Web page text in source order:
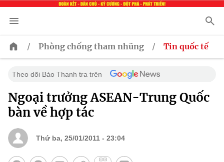
/ Phòng chống tham nhũng / Tin quốc tế
Theo dõi Báo Thanh tra trên
Ngoại trưởng ASEAN-Trung Quốc
bàn về hợp tác
Thứ ba, 25/01/2011 - 23:04